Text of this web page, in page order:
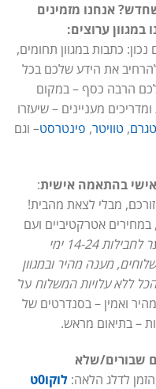
אנחנו מזמינים
ערוצים:
כתבות במגוון תחומים,
את הידע שלכם בכל
הרבה כסף – במקום
מעניינים – שיעזרו
, טוויטר, פינטרסט– וגם
בהתאמה אישית:
מבלי לצאת מהבית!
במחירים אטרקטיביים ועם
זמן הגעה משוער לחבילות 14-24 ימי
מענה מהיר ובמגוון
ללא עלויות המשלוח על
ואמין – בסנדרטים של
– בתיאום מראש.
שבורים/שלא
לדלג הלאה: לוקו0ט